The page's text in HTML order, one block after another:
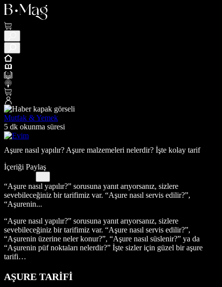
Mutfak & Yemek
5 dk okunma süresi
Aşure nasıl yapılır? Aşure malzemeleri nelerdir? İşte kolay tarif
İçeriği Paylaş
“Aşure nasıl yapılır?” sorusuna yanıt arıyorsanız, sizlere
sevebileceğiniz bir tarifimiz var. “Aşure nasıl servis edilir?”,
“Aşurenin...
“Aşure nasıl yapılır?” sorusuna yanıt arıyorsanız, sizlere
sevebileceğiniz bir tarifimiz var. “Aşure nasıl servis edilir?”,
“Aşurenin üzerine neler konur?”, “Aşure nasıl süslenir?” ya da
“Aşurenin püf noktaları nelerdir?” İşte sizler için güzel bir aşure
tarifi…
AŞURE TARİFİ